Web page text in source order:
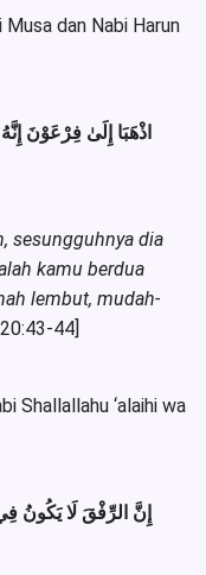
dan Nabi Harun
اذْهَبَا إِلَىٰ فِرْعَوْنَ
sesungguhnya dia
kamu berdua
lembut, mudah-
44]
Shallallahu ‘alaihi wa
إِنَّ الرِّفْقَ لَا يَكُونُ